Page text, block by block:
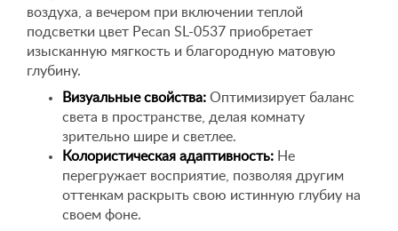
воздуха, а вечером при включении теплой
подсветки цвет Pecan SL-0537 приобретает
изысканную мягкость и благородную матовую
глубину.
Визуальные свойства: Оптимизирует баланс
света в пространстве, делая комнату
зрительно шире и светлее.
Колористическая адаптивность: Не
перегружает восприятие, позволяя другим
оттенкам раскрыть свою истинную глубиу на
своем фоне.